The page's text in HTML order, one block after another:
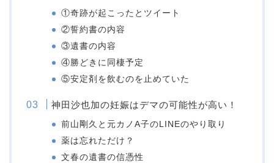
①奇跡が起こったとツイート
②誓約書の内容
③遺書の内容
④勝どきに同棲予定
⑤安定剤を飲むのを止めていた
神田沙也加の妊娠はデマの可能性が高い！
前山剛久と元カノA子のLINEのやり取り
薬は忘れただけ？
文春の遺書の信憑性